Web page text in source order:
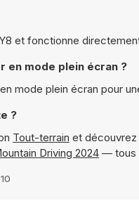
et fonctionne
en mode plein écran ?
mode plein écran pour
?
Tout-terrain et
Driving 2024 — tous